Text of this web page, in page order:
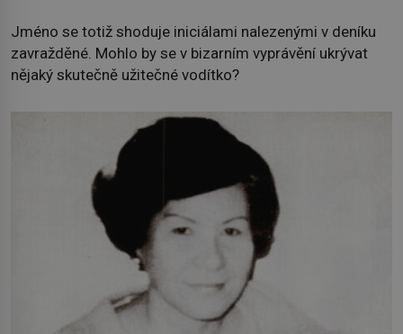
Jméno se totiž shoduje iniciálami nalezenými v deníku
zavražděné. Mohlo by se v bizarním vyprávění ukrývat
nějaký skutečně užitečné vodítko?